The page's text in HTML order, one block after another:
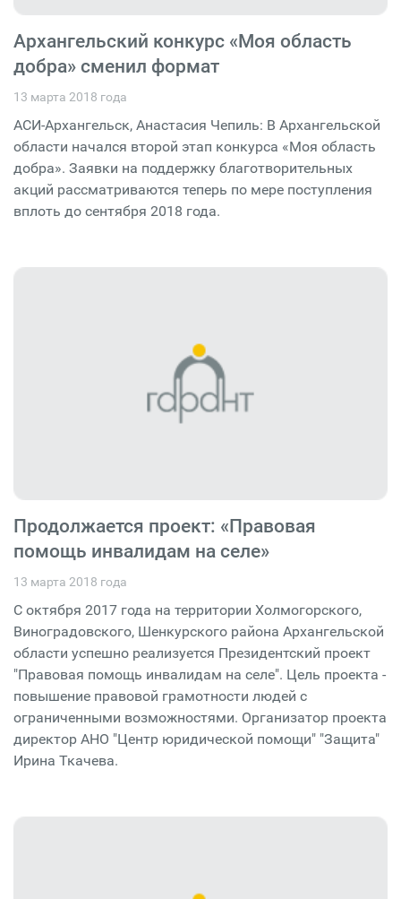
Архангельский конкурс «Моя область
добра» сменил формат
13 марта 2018 года
АСИ-Архангельск, Анастасия Чепиль: В Архангельской
области начался второй этап конкурса «Моя область
добра». Заявки на поддержку благотворительных
акций рассматриваются теперь по мере поступления
вплоть до сентября 2018 года.
Продолжается проект: «Правовая
помощь инвалидам на селе»
13 марта 2018 года
С октября 2017 года на территории Холмогорского,
Виноградовского, Шенкурского района Архангельской
области успешно реализуется Президентский проект
"Правовая помощь инвалидам на селе". Цель проекта -
повышение правовой грамотности людей с
ограниченными возможностями. Организатор проекта
директор АНО "Центр юридической помощи" "Защита"
Ирина Ткачева.